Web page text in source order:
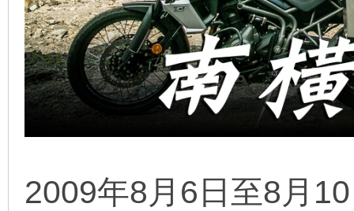
2009年8月6日至8月